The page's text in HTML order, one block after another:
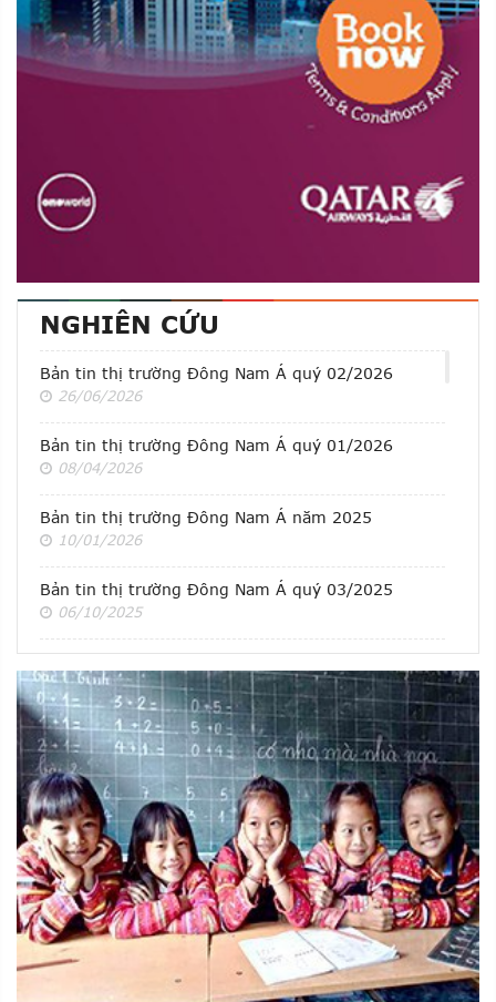
NGHIÊN CỨU
Bản tin thị trường Đông Nam Á quý 02/2026
26/06/2026
Bản tin thị trường Đông Nam Á quý 01/2026
08/04/2026
Bản tin thị trường Đông Nam Á năm 2025
10/01/2026
Bản tin thị trường Đông Nam Á quý 03/2025
06/10/2025
sạn quốc tế đối với chủ sở hữu khách sạn
13/08/2025
Bất động sản hàng hiệu: Chuẩn mực thế giới và
bước tiến tại Việt Nam
15/07/2025
Bản tin thị trường Đông Nam Á quý 02/2025
04/07/2025
Ứng dụng trí tuệ nhân tạo trong vận hành khách
sạn
23/06/2025